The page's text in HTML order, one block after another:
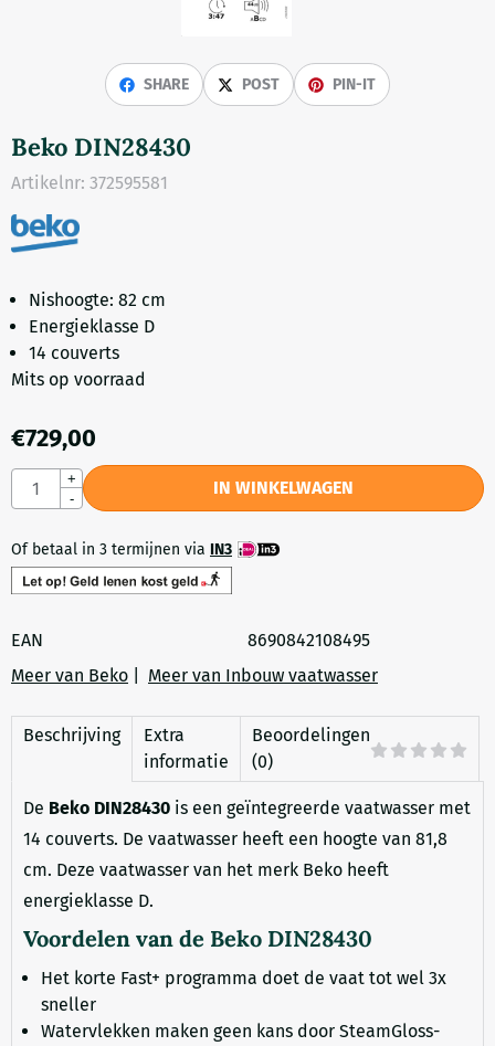
SHARE POST PIN-IT
Beko DIN28430
Artikelnr: 372595581
Nishoogte: 82 cm
Energieklasse D
14 couverts
Mits op voorraad
€729,00
Aantal
+
-
IN WINKELWAGEN
Of betaal in 3 termijnen via IN3
EAN
8690842108495
Meer van Beko
Meer van Inbouw vaatwasser
Beschrijving
Extra
informatie
Beoordelingen
(0)
De Beko DIN28430 is een geïntegreerde vaatwasser met
14 couverts. De vaatwasser heeft een hoogte van 81,8
cm. Deze vaatwasser van het merk Beko heeft
energieklasse D.
Voordelen van de Beko DIN28430
Het korte Fast+ programma doet de vaat tot wel 3x
sneller
Watervlekken maken geen kans door SteamGloss-